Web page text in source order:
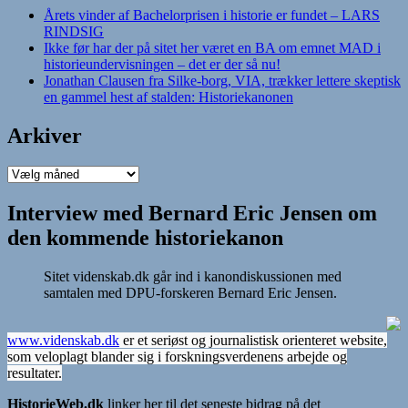
Årets vinder af Bachelorprisen i historie er fundet – LARS
RINDSIG
Ikke før har der på sitet her været en BA om emnet MAD i
historieundervisningen – det er der så nu!
Jonathan Clausen fra Silke-borg, VIA, trækker lettere skeptisk
en gammel hest af stalden: Historiekanonen
Arkiver
Arkiver
Interview med Bernard Eric Jensen om
den kommende historiekanon
Sitet videnskab.dk går ind i kanondiskussionen med
samtalen med DPU-forskeren Bernard Eric Jensen.
www.videnskab.dk er et seriøst og journalistisk orienteret website,
som veloplagt blander sig i forskningsverdenens arbejde og
resultater.
HistorieWeb.dk linker her til det seneste bidrag på det